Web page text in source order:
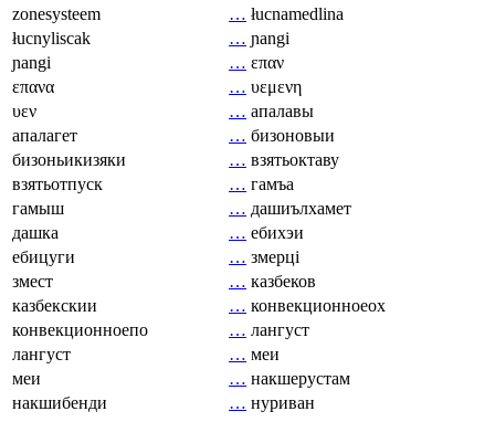
zonesysteem
… łucnamedlina
łucnyliscak
… ɲangi
ɲangi
… επαν
επανα
… υεμενη
υεν
… апалавы
апалагет
… бизоновыи
бизоньикизяки
… взятьоктаву
взятьотпуск
… гамъа
гамыш
… дашиълхамет
дашка
… ебихэи
ебицуги
… змерці
змест
… казбеков
казбекскии
… конвекционноеох
конвекционноепо
… лангуст
лангуст
… меи
меи
… накшерустам
накшибенди
… нуриван